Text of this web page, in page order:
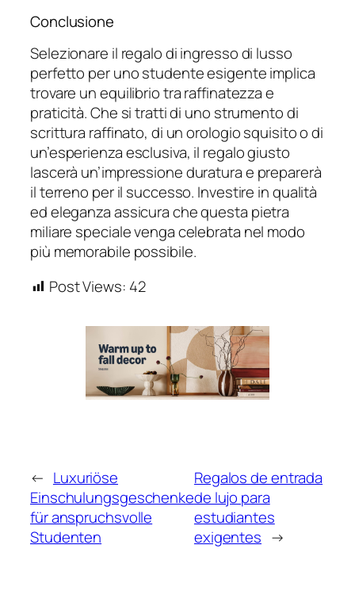
Conclusione
Selezionare il regalo di ingresso di lusso
perfetto per uno studente esigente implica
trovare un equilibrio tra raffinatezza e
praticità. Che si tratti di uno strumento di
scrittura raffinato, di un orologio squisito o di
un’esperienza esclusiva, il regalo giusto
lascerà un’impressione duratura e preparerà
il terreno per il successo. Investire in qualità
ed eleganza assicura che questa pietra
miliare speciale venga celebrata nel modo
più memorabile possibile.
Post Views: 42
← Luxuriöse
Einschulungsgeschenke
für anspruchsvolle
Studenten
Regalos de entrada
de lujo para
estudiantes
exigentes →